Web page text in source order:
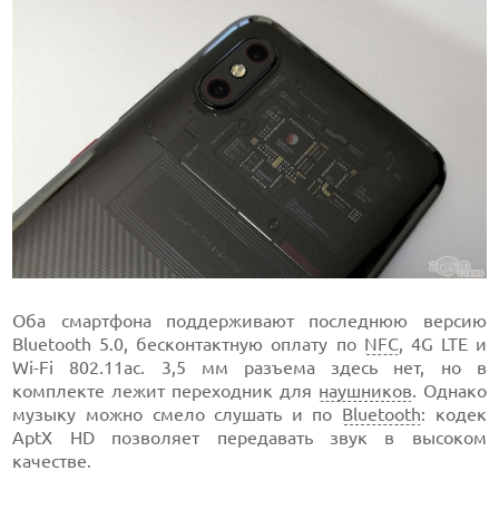
Оба смартфона поддерживают последнюю версию
Bluetooth 5.0, бесконтактную оплату по NFC, 4G LTE и
Wi-Fi 802.11ac. 3,5 мм разъема здесь нет, но в
комплекте лежит переходник для наушников. Однако
музыку можно смело слушать и по Bluetooth: кодек
AptX HD позволяет передавать звук в высоком
качестве.